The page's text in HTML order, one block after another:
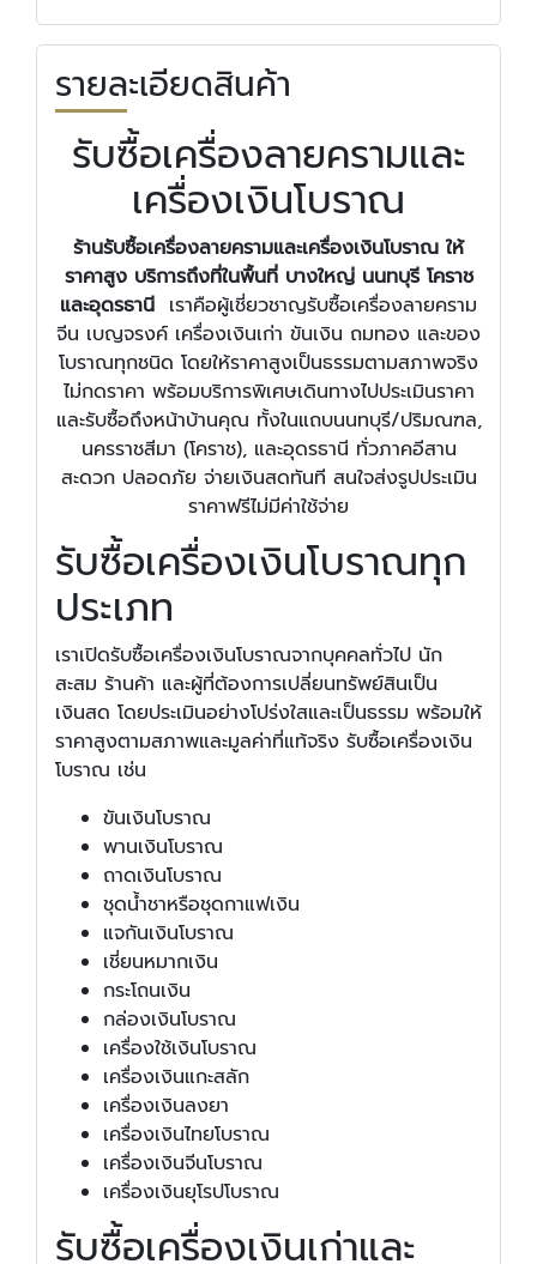
รายละเอียดสินค้า
รับซื้อเครื่องลายครามและ
เครื่องเงินโบราณ
ร้านรับซื้อเครื่องลายครามและเครื่องเงินโบราณ ให้
ราคาสูง บริการถึงที่ในพื้นที่ บางใหญ่ นนทบุรี โคราช
และอุดรธานี เราคือผู้เชี่ยวชาญรับซื้อเครื่องลายคราม
จีน เบญจรงค์ เครื่องเงินเก่า ขันเงิน ถมทอง และของ
โบราณทุกชนิด โดยให้ราคาสูงเป็นธรรมตามสภาพจริง
ไม่กดราคา พร้อมบริการพิเศษเดินทางไปประเมินราคา
และรับซื้อถึงหน้าบ้านคุณ ทั้งในแถบนนทบุรี/ปริมณฑล,
นครราชสีมา (โคราช), และอุดรธานี ทั่วภาคอีสาน
สะดวก ปลอดภัย จ่ายเงินสดทันที สนใจส่งรูปประเมิน
ราคาฟรีไม่มีค่าใช้จ่าย
รับซื้อเครื่องเงินโบราณทุก
ประเภท
เราเปิดรับซื้อเครื่องเงินโบราณจากบุคคลทั่วไป นัก
สะสม ร้านค้า และผู้ที่ต้องการเปลี่ยนทรัพย์สินเป็น
เงินสด โดยประเมินอย่างโปร่งใสและเป็นธรรม พร้อมให้
ราคาสูงตามสภาพและมูลค่าที่แท้จริง รับซื้อเครื่องเงิน
โบราณ เช่น
ขันเงินโบราณ
พานเงินโบราณ
ถาดเงินโบราณ
ชุดน้ำชาหรือชุดกาแฟเงิน
แจกันเงินโบราณ
เชี่ยนหมากเงิน
กระโถนเงิน
กล่องเงินโบราณ
เครื่องใช้เงินโบราณ
เครื่องเงินแกะสลัก
เครื่องเงินลงยา
เครื่องเงินไทยโบราณ
เครื่องเงินจีนโบราณ
เครื่องเงินยุโรปโบราณ
รับซื้อเครื่องเงินเก่าและ